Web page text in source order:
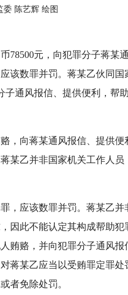
陈艺辉 绘图
78500元，向犯罪分子蒋某
该数罪并罚。蒋某乙伙同国
通风报信、提供便利，帮
，向蒋某通风报信、提供便
某乙并非国家机关工作人员
，应该数罪并罚。蒋某乙并
因此不能认定其构成帮助犯
贿赂，并向犯罪分子通风报
蒋某乙应当以受贿罪定罪
者免除处罚。